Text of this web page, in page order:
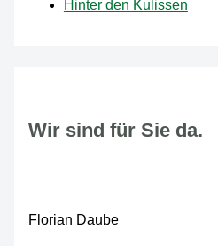
Hinter den Kulissen
Wir sind für Sie da.
Florian Daube